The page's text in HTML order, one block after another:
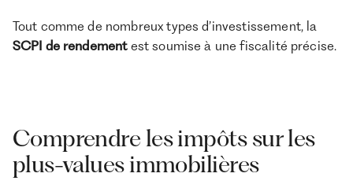
Tout comme de nombreux types d’investissement, la
SCPI de rendementest soumise à une fiscalité précise.
Comprendre les impôts sur les
plus-values immobilières